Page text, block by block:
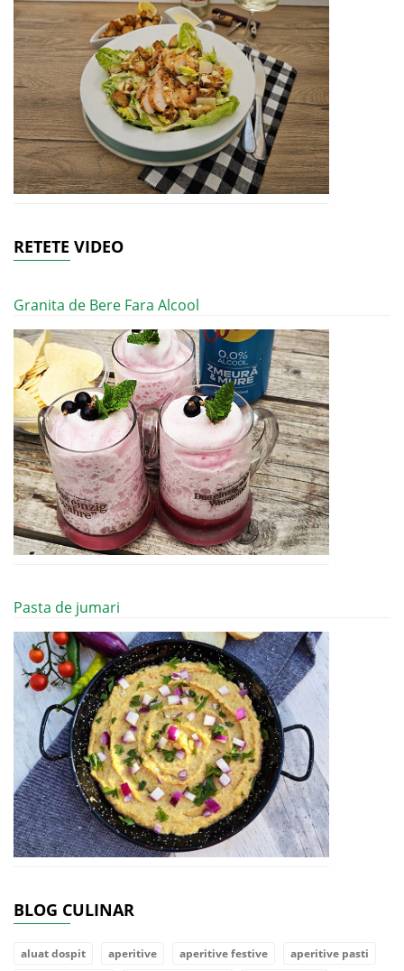
RETETE VIDEO
Granita de Bere Fara Alcool
Pasta de jumari
BLOG CULINAR
aluat dospit aperitive aperitive festive
aperitive pasti